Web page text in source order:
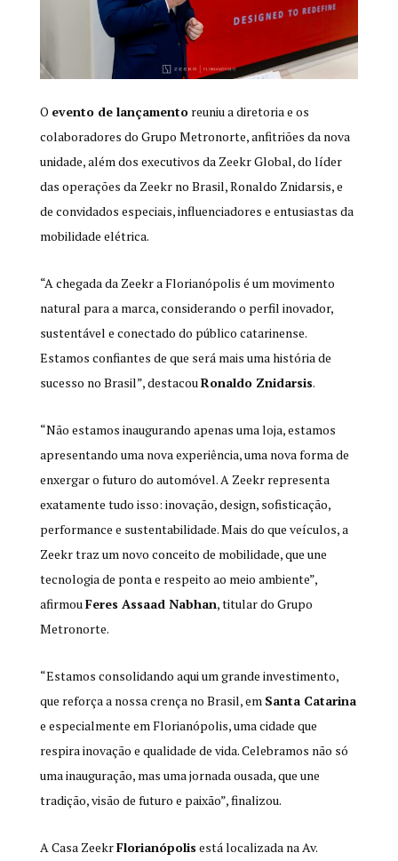
O evento de lançamentoreuniu a diretoria e os
colaboradores do Grupo Metronorte, anfitriões da nova
unidade, além dos executivos da Zeekr Global, do líder
das operações da Zeekr no Brasil, Ronaldo Znidarsis, e
de convidados especiais, influenciadores e entusiastas da
mobilidade elétrica.
“A chegada da Zeekr a Florianópolis é um movimento
natural para a marca, considerando o perfil inovador,
sustentável e conectado do público catarinense.
Estamos confiantes de que será mais uma história de
sucesso no Brasil”, destacou Ronaldo Znidarsis.
“Não estamos inaugurando apenas uma loja, estamos
apresentando uma nova experiência, uma nova forma de
enxergar o futuro do automóvel. A Zeekr representa
exatamente tudo isso: inovação, design, sofisticação,
performance e sustentabilidade. Mais do que veículos, a
Zeekr traz um novo conceito de mobilidade, que une
tecnologia de ponta e respeito ao meio ambiente”,
afirmou Feres Assaad Nabhan, titular do Grupo
Metronorte.
“Estamos consolidando aqui um grande investimento,
que reforça a nossa crença no Brasil, em Santa Catarina
e especialmente em Florianópolis, uma cidade que
respira inovação e qualidade de vida. Celebramos não só
uma inauguração, mas uma jornada ousada, que une
tradição, visão de futuro e paixão”, finalizou.
A Casa ZeekrFlorianópolis está localizada na Av.